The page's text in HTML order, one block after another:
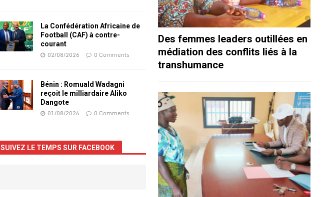
La Confédération Africaine de
Football (CAF) à contre-
courant
02/08/2026 0 Comments
Bénin : Romuald Wadagni
reçoit le milliardaire Aliko
Dangote
01/08/2026 0 Comments
SUIVEZ LE TEMPS SUR FACEBOOK
Des femmes leaders outillées en
médiation des conflits liés à la
transhumance